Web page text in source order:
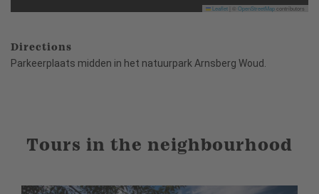
Leaflet OpenStreetMapcontributors
Directions
Parkeerplaats midden in het natuurpark Arnsberg Woud.
Tours in the neighbourhood